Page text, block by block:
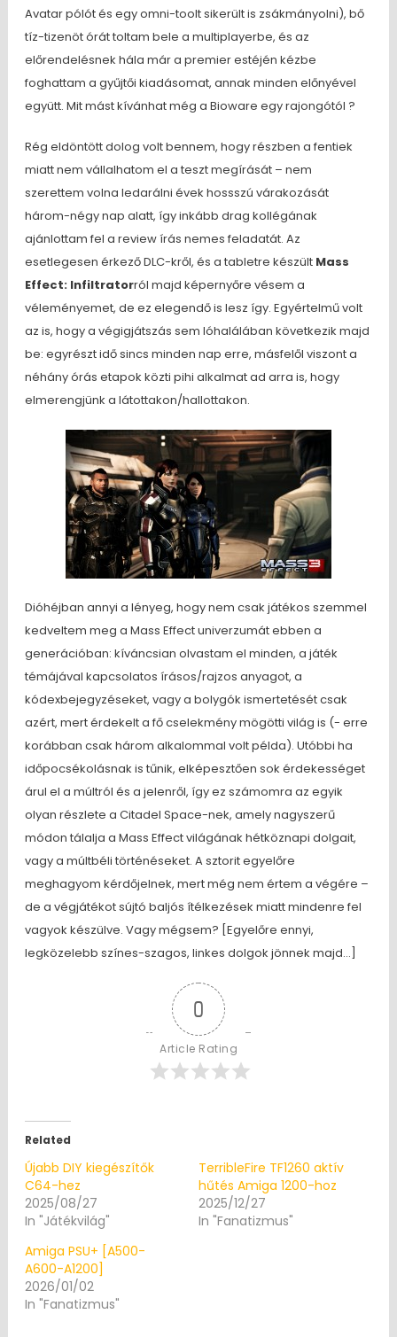
Avatar pólót és egy omni-toolt sikerült is zsákmányolni), bő
tíz-tizenöt órát toltam bele a multiplayerbe, és az
előrendelésnek hála már a premier estéjén kézbe
foghattam a gyűjtői kiadásomat, annak minden előnyével
együtt. Mit mást kívánhat még a Bioware egy rajongótól ?
Rég eldöntött dolog volt bennem, hogy részben a fentiek
miatt nem vállalhatom el a teszt megírását – nem
szerettem volna ledarálni évek hossszú várakozását
három-négy nap alatt, így inkább drag kollégának
ajánlottam fel a review írás nemes feladatát. Az
esetlegesen érkező DLC-kről, és a tabletre készült Mass
Effect: Infiltratorról majd képernyőre vésem a
véleményemet, de ez elegendő is lesz így. Egyértelmű volt
az is, hogy a végigjátszás sem lóhalálában következik majd
be: egyrészt idő sincs minden nap erre, másfelől viszont a
néhány órás etapok közti pihi alkalmat ad arra is, hogy
elmerengjünk a látottakon/hallottakon.
Dióhéjban annyi a lényeg, hogy nem csak játékos szemmel
kedveltem meg a Mass Effect univerzumát ebben a
generációban: kíváncsian olvastam el minden, a játék
témájával kapcsolatos írásos/rajzos anyagot, a
kódexbejegyzéseket, vagy a bolygók ismertetését csak
azért, mert érdekelt a fő cselekmény mögötti világ is (- erre
korábban csak három alkalommal volt példa). Utóbbi ha
időpocsékolásnak is tűnik, elképesztően sok érdekességet
árul el a múltról és a jelenről, így ez számomra az egyik
olyan részlete a Citadel Space-nek, amely nagyszerű
módon tálalja a Mass Effect világának hétköznapi dolgait,
vagy a múltbéli történéseket. A sztorit egyelőre
meghagyom kérdőjelnek, mert még nem értem a végére –
de a végjátékot sújtó baljós ítélkezések miatt mindenre fel
vagyok készülve. Vagy mégsem? [Egyelőre ennyi,
legközelebb színes-szagos, linkes dolgok jönnek majd…]
0
Article Rating
Related
Újabb DIY kiegészítők
C64-hez
2025/08/27
In "Játékvilág"
TerribleFire TF1260 aktív
hűtés Amiga 1200-hoz
2025/12/27
In "Fanatizmus"
Amiga PSU+ [A500-
A600-A1200]
2026/01/02
In "Fanatizmus"